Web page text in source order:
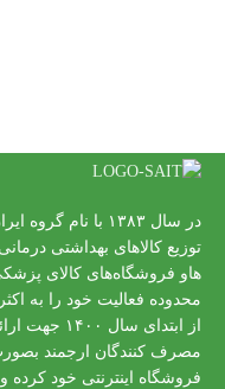
در سال ۱۳۸۳ با
توزیع کالاهای بهداشتی
هاو فروشگاه‌های کالای
محدوده فعالیت خود را به
از ابتدای
مصرف کنندگان ارجمند
فروشگاه اینترنتی خود کرده